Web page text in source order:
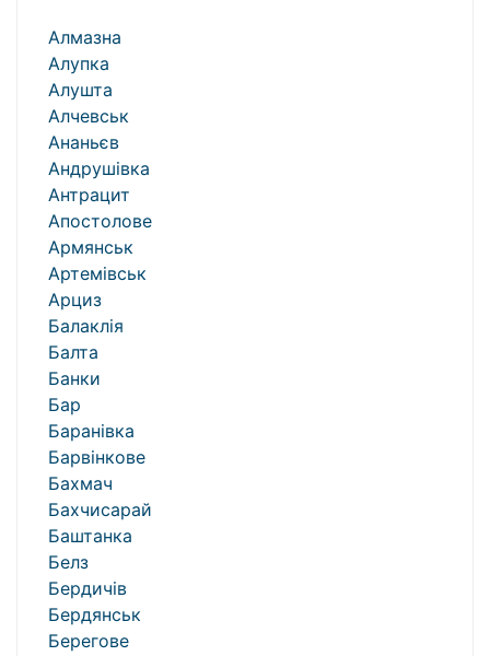
Алмазна
Алупка
Алушта
Алчевськ
Ананьєв
Андрушівка
Антрацит
Апостолове
Армянськ
Артемівськ
Арциз
Балаклія
Балта
Банки
Бар
Баранівка
Барвінкове
Бахмач
Бахчисарай
Баштанка
Белз
Бердичів
Бердянськ
Берегове